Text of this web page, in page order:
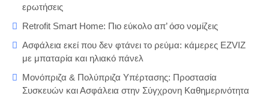
ερωτήσεις
Retrofit Smart Home: Πιο εύκολο απ’ όσο νομίζεις
Ασφάλεια εκεί που δεν φτάνει το ρεύμα: κάμερες EZVIZ
με μπαταρία και ηλιακό πάνελ
Μονόπριζα & Πολύπριζα Υπέρτασης: Προστασία
Συσκευών και Ασφάλεια στην Σύγχρονη Καθημερινότητα